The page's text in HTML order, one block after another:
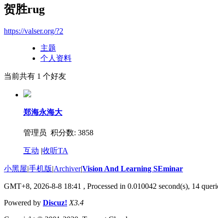
贺胜rug
https://valser.org/?2
主题
个人资料
当前共有 1 个好友
郑海永海大
管理员 积分数: 3858
互动 |收听TA
小黑屋|手机版|Archiver|Vision And Learning SEminar
GMT+8, 2026-8-8 18:41 , Processed in 0.010042 second(s), 14
Powered by Discuz! X3.4